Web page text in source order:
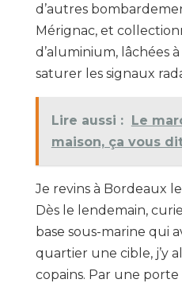
d’autres
Mérignac, et
d’aluminium, lâchées
saturer les signaux
Lire aussi : Le
maison, ça vous
Je revins à Bordeaux
Dès le lendemain,
base sous-marine qui
quartier une cible, j’y
copains. Par une